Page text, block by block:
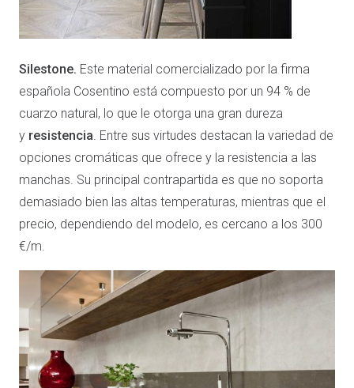
Silestone. Este material comercializado por la firma
española Cosentino está compuesto por un 94 % de
cuarzo natural, lo que le otorga una gran dureza
y resistencia. Entre sus virtudes destacan la variedad de
opciones cromáticas que ofrece y la resistencia a las
manchas. Su principal contrapartida es que no soporta
demasiado bien las altas temperaturas, mientras que el
precio, dependiendo del modelo, es cercano a los 300
€/m.